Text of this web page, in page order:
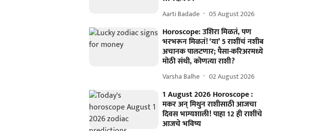
Aarti Badade 05 August 2026
Horoscope: उशिरा मिळतं, पण
भरभरून मिळतं! ‘या’ 5 राशींचं नशीब
अचानक पालटणार; पैसा-करिअरमध्ये
मोठी संधी, कोणत्या राशी?
Varsha Balhe 02 August 2026
1 August 2026 Horoscope :
मकर अन् मिथुन राशीसाठी आजचा
दिवस भाग्यशाली! पाहा 12 ही राशींचे
आजचे भविष्य